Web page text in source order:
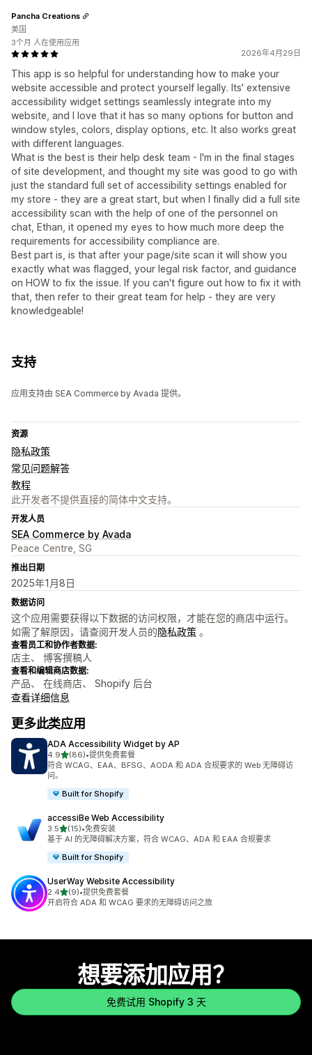
2026年4月29日
This app is so helpful for understanding how to make your
website accessible and protect yourself legally. Its' extensive
accessibility widget settings seamlessly integrate into my
website, and I love that it has so many options for button and
window styles, colors, display options, etc. It also works great
with different languages.
What is the best is their help desk team - I'm in the final stages
of site development, and thought my site was good to go with
just the standard full set of accessibility settings enabled for
my store - they are a great start, but when I finally did a full site
accessibility scan with the help of one of the personnel on
chat, Ethan, it opened my eyes to how much more deep the
requirements for accessibility compliance are.
Best part is, is that after your page/site scan it will show you
exactly what was flagged, your legal risk factor, and guidance
on HOW to fix the issue. If you can't figure out how to fix it with
that, then refer to their great team for help - they are very
knowledgeable!
Pancha Creations
美国
3个月 人在使用应用
支持
应用支持由 SEA Commerce by Avada 提供。
资源
隐私政策
常见问题解答
教程
此开发者不提供直接的简体中文支持。
开发人员
SEA Commerce by Avada
Peace Centre, SG
推出日期
2025年1月8日
数据访问
这个应用需要获得以下数据的访问权限，才能在您的商店中运行。
如需了解原因，请查阅开发人员的隐私政策 。
查看员工和协作者数据:
店主、 博客撰稿人
查看和编辑商店数据:
产品、 在线商店、 Shopify 后台
查看详细信息
更多此类应用
ADA Accessibility Widget by AP
4.9星（满分 5 星）
(86)
总共 86 条评论
•提供免费套餐
符合 WCAG、EAA、BFSG、AODA 和 ADA 合规要求的 Web 无障碍访
问。
Built for Shopify
accessiBe Web Accessibility
3.5星（满分 5 星）
(15)
总共 15 条评论
•免费安装
基于 AI 的无障碍解决方案，符合 WCAG、ADA 和 EAA 合规要求
Built for Shopify
UserWay Website Accessibility
2.4星（满分 5 星）
(9)
总共 9 条评论
•提供免费套餐
开启符合 ADA 和 WCAG 要求的无障碍访问之旅
想要添加应用？
免费试用 Shopify 3 天